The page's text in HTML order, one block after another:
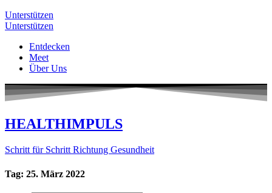
Unterstützen
Unterstützen
Entdecken
Meet
Über Uns
HEALTHIMPULS
Schritt für Schritt Richtung Gesundheit
Tag: 25. März 2022